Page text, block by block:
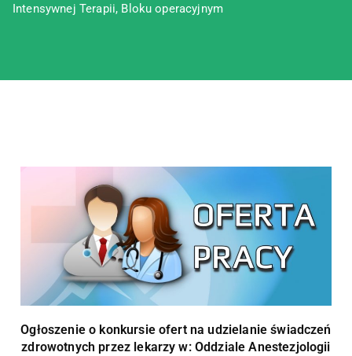
Intensywnej Terapii, Bloku operacyjnym
Ogłoszenie o konkursie ofert na udzielanie świadczeń
zdrowotnych przez lekarzy w: Oddziale Anestezjologii